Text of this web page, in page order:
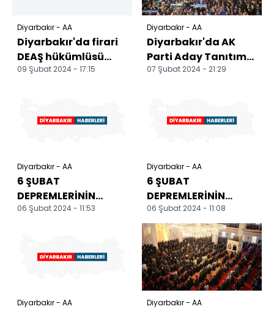
Diyarbakır - AA
Diyarbakır'da firari
DEAŞ hükümlüsü
yakalandı
09 Şubat 2024 - 17:15
Diyarbakır - AA
Diyarbakır'da AK
Parti Aday Tanıtım
Toplantısı
07 Şubat 2024 - 21:29
Diyarbakır - AA
6 ŞUBAT
DEPREMLERİNİN
BİRİNCİ YILI -
bir...
06 Şubat 2024 - 11:53
Diyarbakır - AA
6 ŞUBAT
DEPREMLERİNİN
BİRİNCİ YILI -
Depremde
kaybettikleri
evlatlarını özl...
06 Şubat 2024 - 11:08
Diyarbakır - AA Diyarbakır - AA